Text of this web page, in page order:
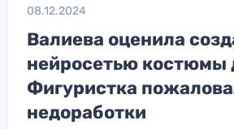
08.12.2024
Валиева оценила
нейросетью костюмы
Фигуристка
недоработки